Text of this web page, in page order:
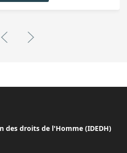
droits de l'Homme (IDEDH)